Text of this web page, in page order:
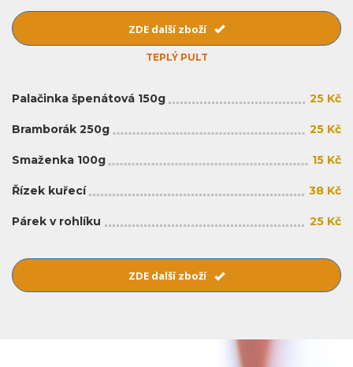
ZDE další zboží
TEPLÝ PULT
Palačinka špenátová 150g 25 Kč
Bramborák 250g 25 Kč
Smaženka 100g 15 Kč
Řízek kuřecí 38 Kč
Párek v rohlíku 25 Kč
ZDE další zboží